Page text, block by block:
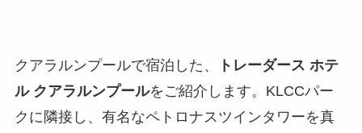
クアラルンプールで宿泊した、
トレーダース ホテ
ル クアラルンプールをご紹介します。KLCCパー
クに隣接し、有名なペトロナスツインタワーを真